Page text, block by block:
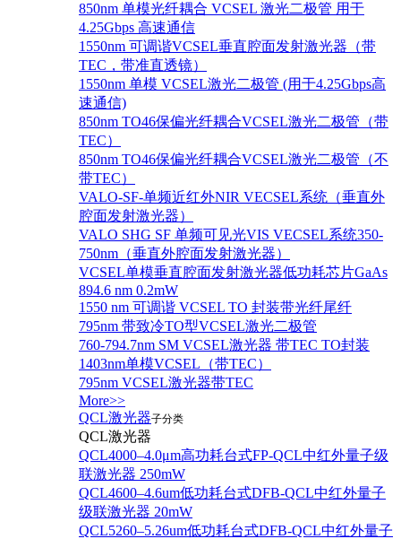
850nm 单模光纤耦合 VCSEL 激光二极管 用于
4.25Gbps 高速通信
1550nm 可调谐VCSEL垂直腔面发射激光器（带
TEC，带准直透镜）
1550nm 单模 VCSEL激光二极管 (用于4.25Gbps高
速通信)
850nm TO46保偏光纤耦合VCSEL激光二极管（带
TEC）
850nm TO46保偏光纤耦合VCSEL激光二极管（不
带TEC）
VALO-SF-单频近红外NIR VECSEL系统（垂直外
腔面发射激光器）
VALO SHG SF 单频可见光VIS VECSEL系统350-
750nm（垂直外腔面发射激光器）
VCSEL单模垂直腔面发射激光器低功耗芯片GaAs
894.6 nm 0.2mW
1550 nm 可调谐 VCSEL TO 封装带光纤尾纤
795nm 带致冷TO型VCSEL激光二极管
760-794.7nm SM VCSEL激光器 带TEC TO封装
1403nm单模VCSEL（带TEC）
795nm VCSEL激光器带TEC
More>>
QCL激光器子分类
QCL激光器
QCL4000–4.0μm高功耗台式FP-QCL中红外量子级
联激光器 250mW
QCL4600–4.6um低功耗台式DFB-QCL中红外量子
级联激光器 20mW
QCL5260–5.26um低功耗台式DFB-QCL中红外量子